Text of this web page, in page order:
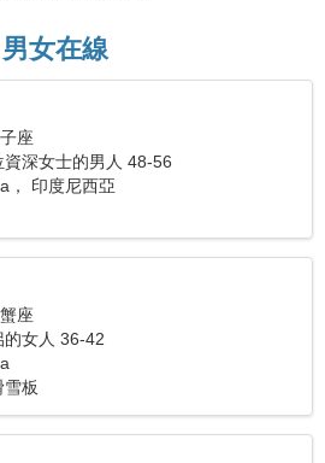
男女在線
座
資深女士的男人 48-56
， 印度尼西亞
座
的女人 36-42
板